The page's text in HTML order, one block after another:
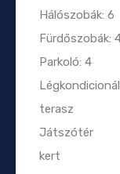
Hálószobák: 6
Fürdőszobák:
Parkoló: 4
terasz
Játszótér
kert